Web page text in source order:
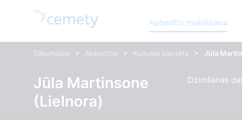
Apbedīto meklēšana
Sākumlapa > Apbedītie > Kuiķules kapsēta > Jūla
Jūla Martinsone
(Lielnora)
Dzimšanas